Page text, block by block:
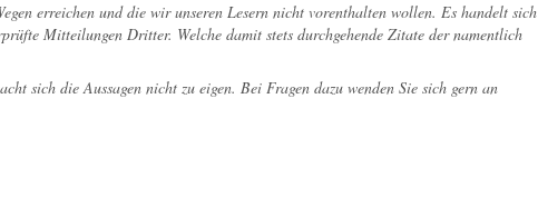
erreichen und die wir unseren Lesern nicht vorenthalten wollen. Es handelt sich
Mitteilungen Dritter. Welche damit stets durchgehende Zitate der namentlich
sich die Aussagen nicht zu eigen. Bei Fragen dazu wenden Sie sich gern an